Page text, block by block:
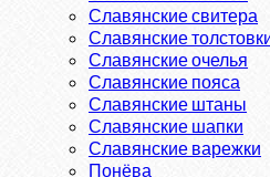
Славянские свитера
Славянские
Славянские очелья
Славянские пояса
Славянские штаны
Славянские шапки
Славянские варежки
Понёва